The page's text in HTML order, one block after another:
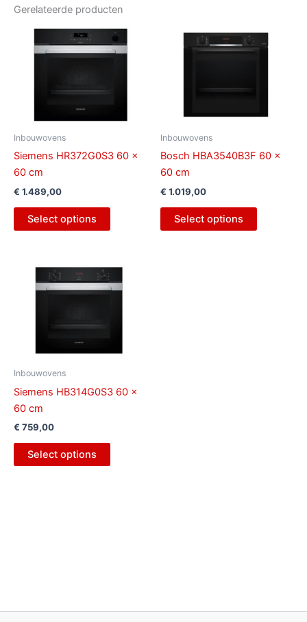
Gerelateerde producten
Inbouwovens
Siemens HR372G0S3 60 x
60 cm
€ 1.489,00
Select options
Inbouwovens
Bosch HBA3540B3F 60 x
60 cm
€ 1.019,00
Select options
Inbouwovens
Siemens HB314G0S3 60 x
60 cm
€ 759,00
Select options